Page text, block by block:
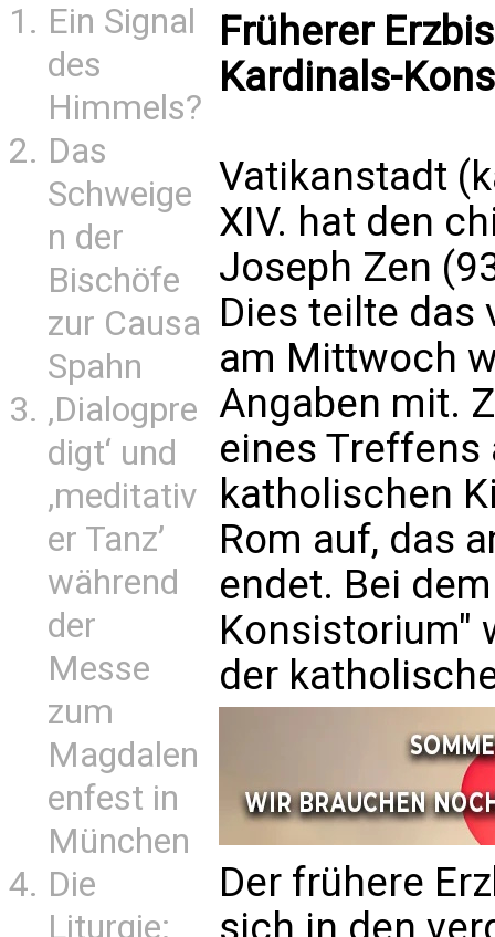
Ein Signal
des
Himmels?
Das
Schweige
n der
Bischöfe
zur Causa
Spahn
‚Dialogpre
digt‘ und
‚meditativ
er Tanz’
während
der
Messe
zum
Magdalen
enfest in
München
Die
Liturgie:
Früherer
Kardinals-
Vatikanstadt
XIV. hat den
Joseph Zen
Dies teilte das
am Mittwoch
Angaben mit.
eines Treffens
katholischen
Rom auf, das
endet. Bei
Konsistorium"
der
Der frühere